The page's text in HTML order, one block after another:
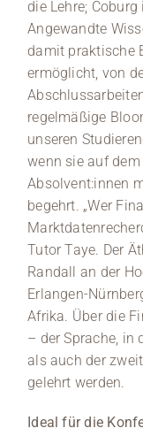
die Lehre;
Angewandte
damit praktische
ermöglicht, von
regelmäßige
unseren
wenn sie auf
Absolvent:innen
begehrt. „Wer
Tutor Taye. Der
Randall an der
Erlangen-
Afrika. Über die
– der Sprache, in
als auch der
gelehrt werden.
Ideal für die